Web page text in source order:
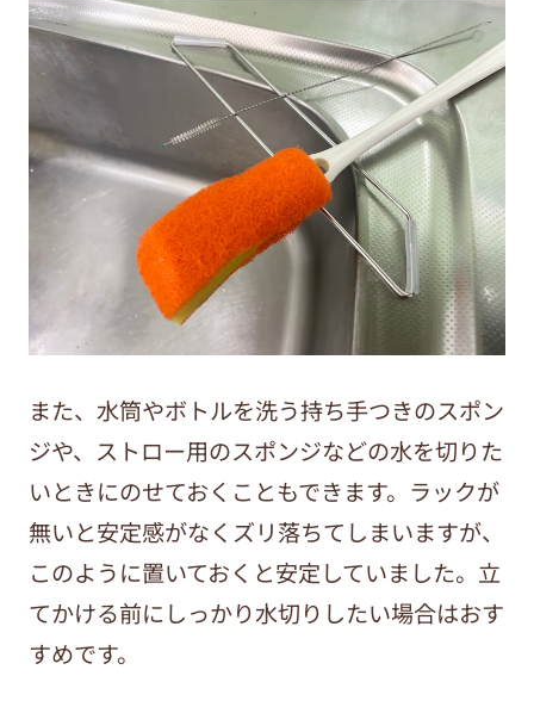
また、水筒やボトルを洗う持ち手つきのスポン
ジや、ストロー用のスポンジなどの水を切りた
いときにのせておくこともできます。ラックが
無いと安定感がなくズリ落ちてしまいますが、
このように置いておくと安定していました。立
てかける前にしっかり水切りしたい場合はおす
すめです。